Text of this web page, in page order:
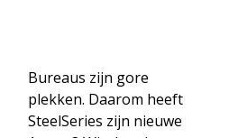
Bureaus zijn gore
plekken. Daarom heeft
SteelSeries zijn nieuwe